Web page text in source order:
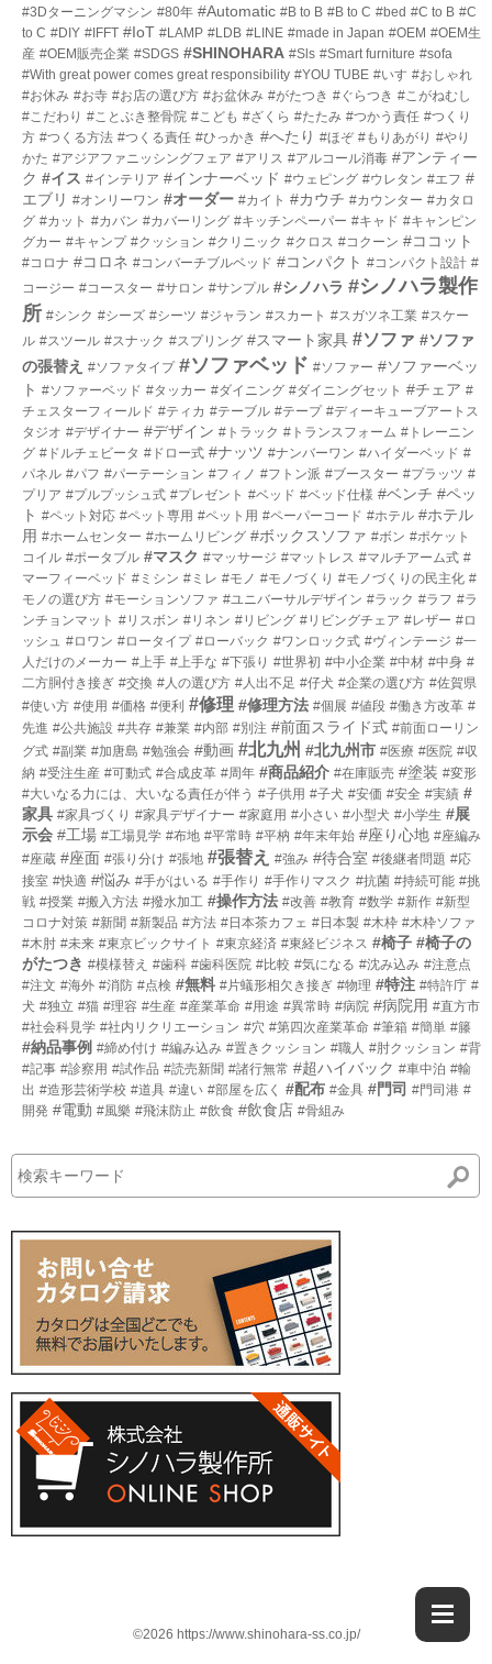
数
#3Dターニングマシン #80年 #Automatic #B to B #B to C #bed #C to B #C
to C #DIY #IFFT #IoT #LAMP #LDB #LINE #made in Japan #OEM #OEM生
産 #OEM販売企業 #SDGS #SHINOHARA #Sls #Smart furniture #sofa
#With great power comes great responsibility #YOU TUBE #いす #おしゃれ
#お休み #お寺 #お店の選び方 #お盆休み #がたつき #ぐらつき #こがねむし
#こだわり #ことぶき整骨院 #こども #ざくら #たたみ #つかう責任 #つくり
方 #つくる方法 #つくる責任 #ひっかき #へたり #ほぞ #もりあがり #やり
かた #アジアファニッシングフェア #アリス #アルコール消毒 #アンティー
ク #イス #インテリア #インナーベッド #ウェピング #ウレタン #エフ #
エブリ #オンリーワン #オーダー #カイト #カウチ #カウンター #カタロ
グ #カット #カバン #カバーリング #キッチンペーパー #キャド #キャンピン
グカー #キャンプ #クッション #クリニック #クロス #コクーン #ココット
#コロナ #コロネ #コンバーチブルベッド #コンパクト #コンパクト設計 #
コージー #コースター #サロン #サンプル #シノハラ #シノハラ製作
所 #シンク #シーズ #シーツ #ジャラン #スカート #スガツネ工業 #スケー
ル #スツール #スナック #スプリング #スマート家具 #ソファ #ソファ
の張替え #ソファタイプ #ソファベッド #ソファー #ソファーベッ
ト #ソファーベッド #タッカー #ダイニング #ダイニングセット #チェア #
チェスターフィールド #ティカ #テーブル #テープ #ディーキューブアートス
タジオ #デザイナー #デザイン #トラック #トランスフォーム #トレーニン
グ #ドルチェビータ #ドロー式 #ナッツ #ナンバーワン #ハイダーベッド #
パネル #パフ #パーテーション #フィノ #フトン派 #ブースター #プラッツ #
プリア #プルプッシュ式 #プレゼント #ベッド #ベッド仕様 #ベンチ #ペッ
ト #ペット対応 #ペット専用 #ペット用 #ペーパーコード #ホテル #ホテル
用 #ホームセンター #ホームリビング #ボックスソファ #ボン #ポケット
コイル #ポータブル #マスク #マッサージ #マットレス #マルチアーム式 #
マーフィーベッド #ミシン #ミレ #モノ #モノづくり #モノづくりの民主化 #
モノの選び方 #モーションソファ #ユニバーサルデザイン #ラック #ラフ #ラ
ンチョンマット #リスボン #リネン #リビング #リビングチェア #レザー #ロ
ッシュ #ロワン #ロータイプ #ローバック #ワンロック式 #ヴィンテージ #一
人だけのメーカー #上手 #上手な #下張り #世界初 #中小企業 #中材 #中身 #
二方胴付き接ぎ #交換 #人の選び方 #人出不足 #仔犬 #企業の選び方 #佐賀県
#使い方 #使用 #価格 #便利 #修理 #修理方法 #個展 #値段 #働き方改革 #
先進 #公共施設 #共存 #兼業 #内部 #別注 #前面スライド式 #前面ローリン
グ式 #副業 #加唐島 #勉強会 #動画 #北九州 #北九州市 #医療 #医院 #収
納 #受注生産 #可動式 #合成皮革 #周年 #商品紹介 #在庫販売 #塗装 #変形
#大いなる力には、大いなる責任が伴う #子供用 #子犬 #安価 #安全 #実績 #
家具 #家具づくり #家具デザイナー #家庭用 #小さい #小型犬 #小学生 #展
示会 #工場 #工場見学 #布地 #平常時 #平枘 #年末年始 #座り心地 #座編み
#座蔵 #座面 #張り分け #張地 #張替え #強み #待合室 #後継者問題 #応
接室 #快適 #悩み #手がはいる #手作り #手作りマスク #抗菌 #持続可能 #挑
戦 #授業 #搬入方法 #撥水加工 #操作方法 #改善 #教育 #数学 #新作 #新型
コロナ対策 #新聞 #新製品 #方法 #日本茶カフェ #日本製 #木枠 #木枠ソファ
#木肘 #未来 #東京ビックサイト #東京経済 #東経ビジネス #椅子 #椅子の
がたつき #模様替え #歯科 #歯科医院 #比較 #気になる #沈み込み #注意点
#注文 #海外 #消防 #点検 #無料 #片蟻形相欠き接ぎ #物理 #特注 #特許庁 #
犬 #独立 #猫 #理容 #生産 #産業革命 #用途 #異常時 #病院 #病院用 #直方市
#社会科見学 #社内リクリエーション #穴 #第四次産業革命 #筆箱 #簡単 #籐
#納品事例 #締め付け #編み込み #置きクッション #職人 #肘クッション #背
#記事 #診察用 #試作品 #読売新聞 #諸行無常 #超ハイバック #車中泊 #輸
出 #造形芸術学校 #道具 #違い #部屋を広く #配布 #金具 #門司 #門司港 #
開発 #電動 #風樂 #飛沫防止 #飲食 #飲食店 #骨組み
©2026 https://www.shinohara-ss.co.jp/